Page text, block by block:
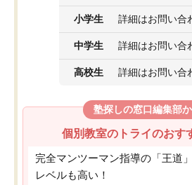
小学生 詳細はお問い合
中学生 詳細はお問い合
高校生 詳細はお問い合
塾探しの窓口編集部
個別教室のトライのおす
完全マンツーマン指導の「王道
レベルも高い！